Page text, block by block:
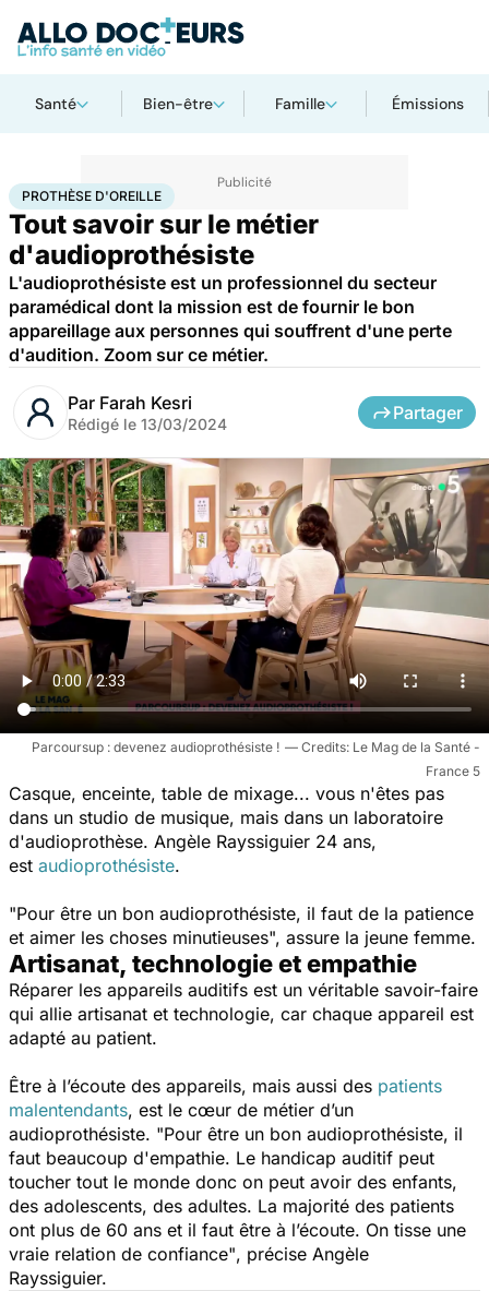
Santé Bien-être Famille Émissions
AccueilSantéProthèse d'oreille
PROTHÈSE D'OREILLE
Tout savoir sur le métier
d'audioprothésiste
L'audioprothésiste est un professionnel du secteur
paramédical dont la mission est de fournir le bon
appareillage aux personnes qui souffrent d'une perte
d'audition. Zoom sur ce métier.
Par Farah Kesri
Rédigé le 13/03/2024
Partager
Parcoursup : devenez audioprothésiste !
Le Mag de la Santé -
France 5
Casque, enceinte, table de mixage... vous n'êtes pas
dans un studio de musique, mais dans un laboratoire
d'audioprothèse. Angèle Rayssiguier 24 ans,
est audioprothésiste.
"Pour être un bon audioprothésiste, il faut de la patience
et aimer les choses minutieuses", assure la jeune femme.
Artisanat, technologie et empathie
Réparer les appareils auditifs est un véritable savoir-faire
qui allie artisanat et technologie, car chaque appareil est
adapté au patient.
Être à l’écoute des appareils, mais aussi des patients
malentendants, est le cœur de métier d’un
audioprothésiste. "Pour être un bon audioprothésiste, il
faut beaucoup d'empathie. Le handicap auditif peut
toucher tout le monde donc on peut avoir des enfants,
des adolescents, des adultes. La majorité des patients
ont plus de 60 ans et il faut être à l’écoute. On tisse une
vraie relation de confiance", précise Angèle
Rayssiguier.